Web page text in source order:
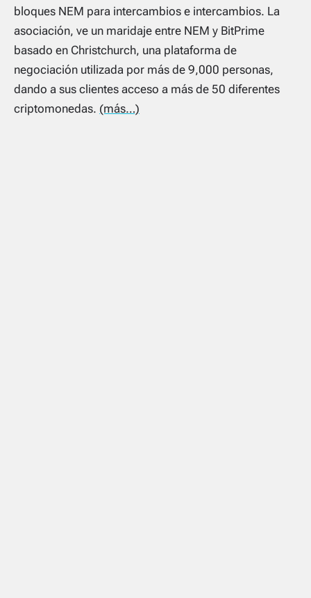
bloques NEM para intercambios e intercambios. La
asociación, ve un maridaje entre NEM y BitPrime
basado en Christchurch, una plataforma de
negociación utilizada por más de 9,000 personas,
dando a sus clientes acceso a más de 50 diferentes
criptomonedas. (más…)